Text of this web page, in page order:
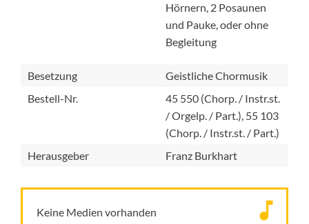
Hörnern, 2 Posaunen
und Pauke, oder ohne
Begleitung
Besetzung
Geistliche Chormusik
Bestell-Nr.
45 550 (Chorp. / Instr.st.
/ Orgelp. / Part.), 55 103
(Chorp. / Instr.st. / Part.)
Herausgeber
Franz Burkhart
Keine Medien vorhanden